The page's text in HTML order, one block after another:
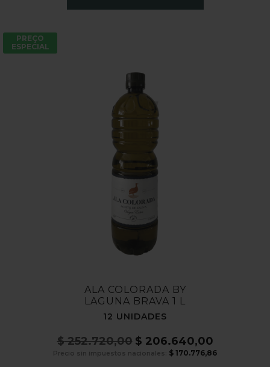
PREÇO
ESPECIAL
ALA COLORADA BY
LAGUNA BRAVA 1 L
12 UNIDADES
$252.720,00 O
preço
$ 206.640,00O
preço
Precio sin impuestos nacionales: $ 170.776,86